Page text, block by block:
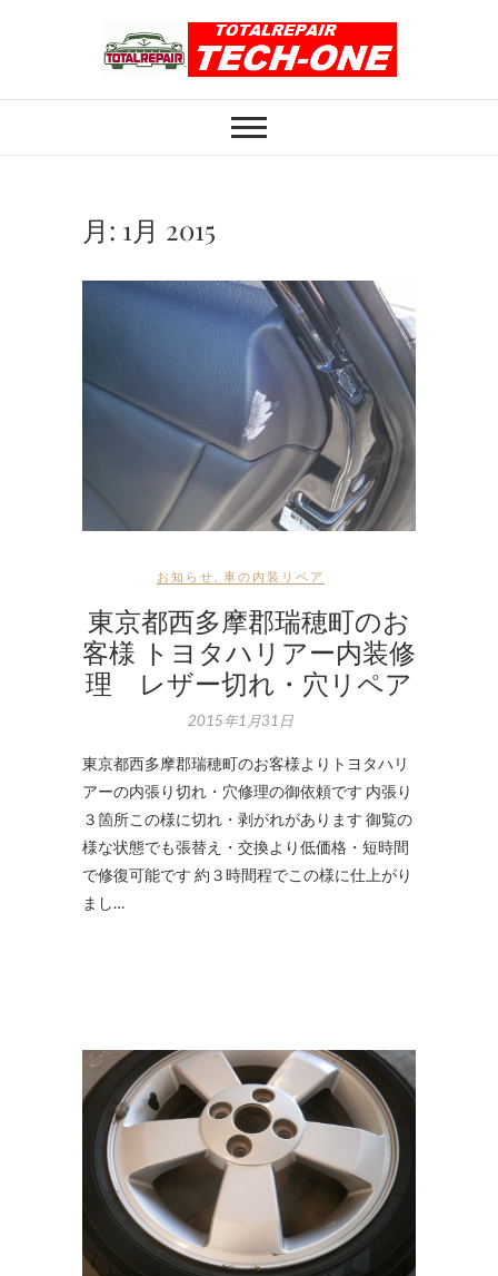
ホイール修理のト
ータルリペアテッ
月: 1月 2015
お知らせ 車の内装リペア
東京都西多摩郡瑞穂町のお
客様 トヨタハリアー内装修
理 レザー切れ・穴リペア
2015年1月31日
東京都西多摩郡瑞穂町のお客様よりトヨタハリ
アーの内張り切れ・穴修理の御依頼です 内張り
３箇所この様に切れ・剥がれがあります 御覧の
様な状態でも張替え・交換より低価格・短時間
で修復可能です 約３時間程でこの様に仕上がり
まし…